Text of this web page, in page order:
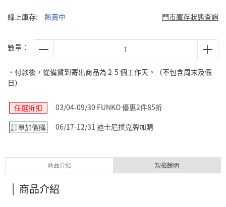
線上庫存: 熱賣中 門市庫存狀態查詢
數量：
˙付款後，從備貨到寄出商品為 2-5 個工作天。（不包含周末及假
日）
任選折扣
03/04-09/30 FUNKO 優惠2件85折
訂單加價購
06/17-12/31 迪士尼撲克牌加購
商品介紹 規格說明
商品介紹